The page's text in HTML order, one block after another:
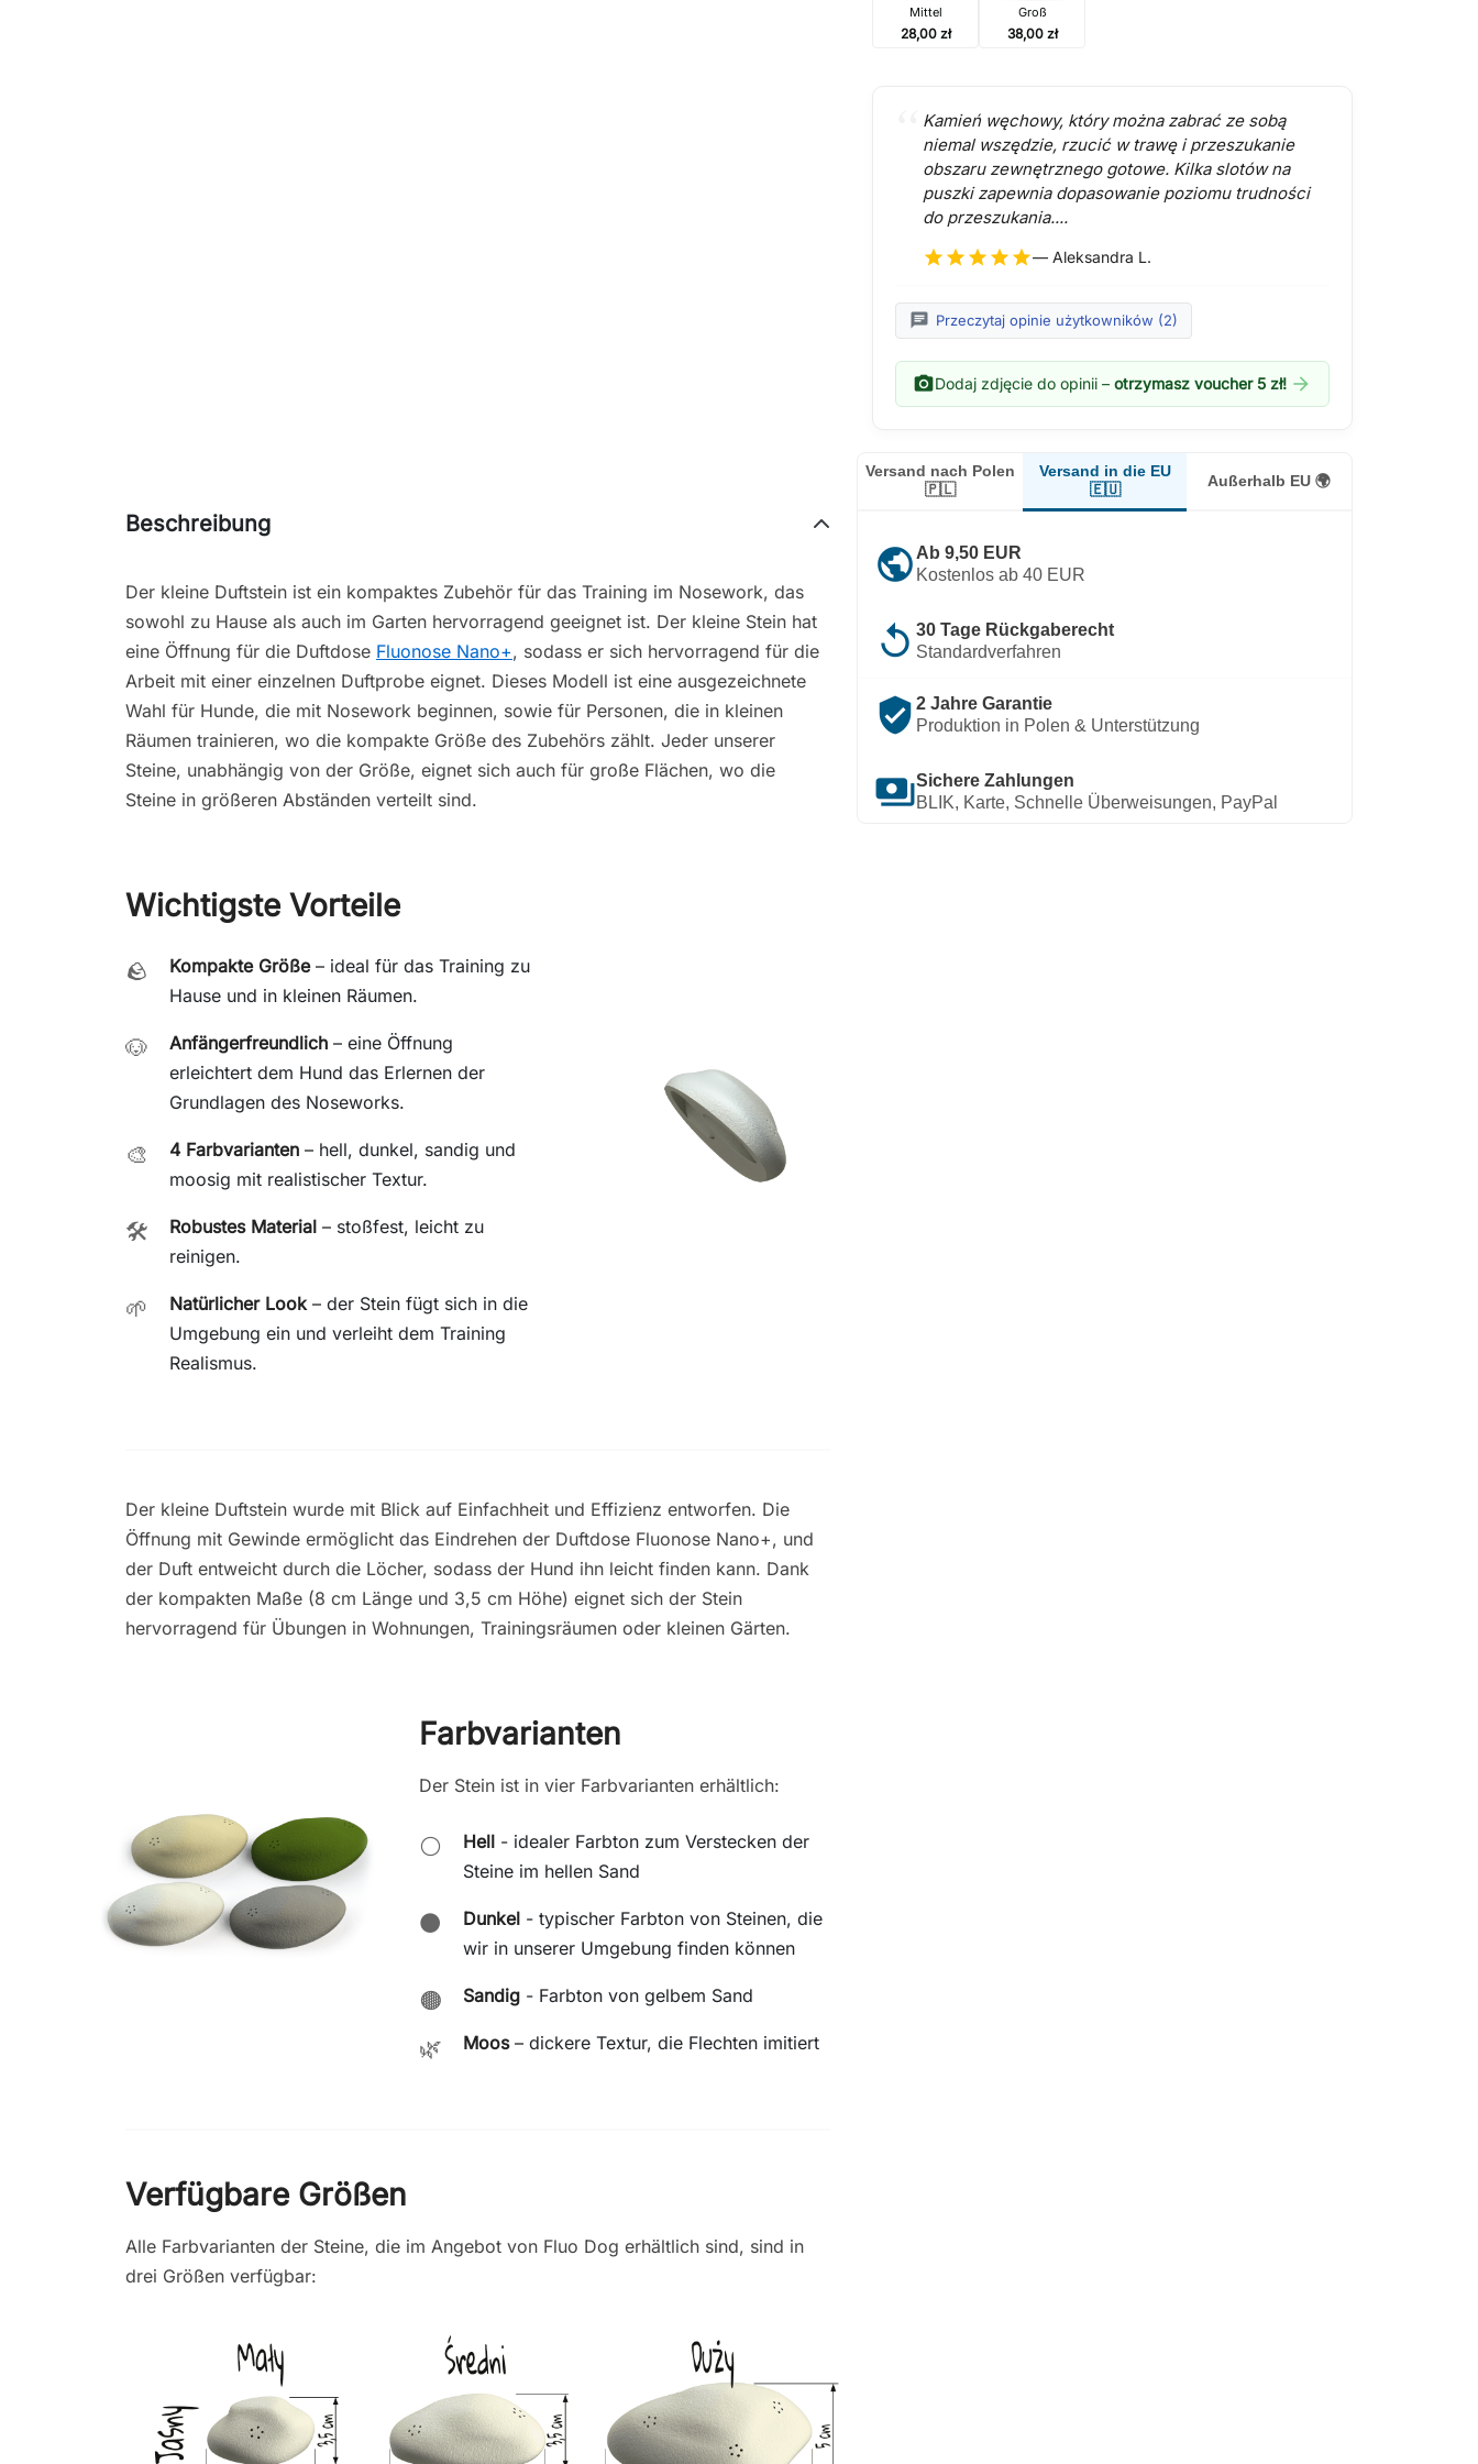
Mittel
28,00 zł
Groß
38,00 zł
Kamień węchowy, który można zabrać ze sobą
niemal wszędzie, rzucić w trawę i przeszukanie
obszaru zewnętrznego gotowe. Kilka slotów na
puszki zapewnia dopasowanie poziomu trudności
do przeszukania....
star star star star star— Aleksandra L.
chat Przeczytaj opinie użytkowników (2)
photo_cameraDodaj zdjęcie do opinii – otrzymasz voucher 5 zł! arrow_forward
Versand nach Polen
🇵🇱
Versand in die EU
🇪🇺
Außerhalb EU 🌍
public Ab 9,50 EUR
Kostenlos ab 40 EUR
replay 30 Tage Rückgaberecht
Standardverfahren
verified_user 2 Jahre Garantie
Produktion in Polen & Unterstützung
paymentsSichere Zahlungen
BLIK, Karte, Schnelle Überweisungen, PayPal
Beschreibung
Der kleine Duftstein ist ein kompaktes Zubehör für das Training im Nosework, das
sowohl zu Hause als auch im Garten hervorragend geeignet ist. Der kleine Stein hat
eine Öffnung für die Duftdose Fluonose Nano+, sodass er sich hervorragend für die
Arbeit mit einer einzelnen Duftprobe eignet. Dieses Modell ist eine ausgezeichnete
Wahl für Hunde, die mit Nosework beginnen, sowie für Personen, die in kleinen
Räumen trainieren, wo die kompakte Größe des Zubehörs zählt. Jeder unserer
Steine, unabhängig von der Größe, eignet sich auch für große Flächen, wo die
Steine in größeren Abständen verteilt sind.
Wichtigste Vorteile
🪨 Kompakte Größe– ideal für das Training zu
Hause und in kleinen Räumen.
🐶 Anfängerfreundlich – eine Öffnung
erleichtert dem Hund das Erlernen der
Grundlagen des Noseworks.
🎨 4 Farbvarianten – hell, dunkel, sandig und
moosig mit realistischer Textur.
🛠️ Robustes Material – stoßfest, leicht zu
reinigen.
🌱 Natürlicher Look – der Stein fügt sich in die
Umgebung ein und verleiht dem Training
Realismus.
Der kleine Duftstein wurde mit Blick auf Einfachheit und Effizienz entworfen. Die
Öffnung mit Gewinde ermöglicht das Eindrehen der Duftdose Fluonose Nano+, und
der Duft entweicht durch die Löcher, sodass der Hund ihn leicht finden kann. Dank
der kompakten Maße (8 cm Länge und 3,5 cm Höhe) eignet sich der Stein
hervorragend für Übungen in Wohnungen, Trainingsräumen oder kleinen Gärten.
Farbvarianten
Der Stein ist in vier Farbvarianten erhältlich:
⚪ Hell - idealer Farbton zum Verstecken der
Steine im hellen Sand
⚫ Dunkel - typischer Farbton von Steinen, die
wir in unserer Umgebung finden können
🟤 Sandig - Farbton von gelbem Sand
🌿 Moos– dickere Textur, die Flechten imitiert
Verfügbare Größen
Alle Farbvarianten der Steine, die im Angebot von Fluo Dog erhältlich sind, sind in
drei Größen verfügbar: